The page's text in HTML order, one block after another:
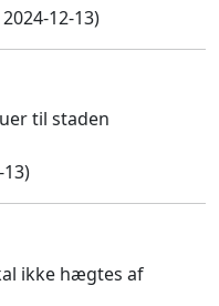
12-13)
til staden
ikke hægtes af